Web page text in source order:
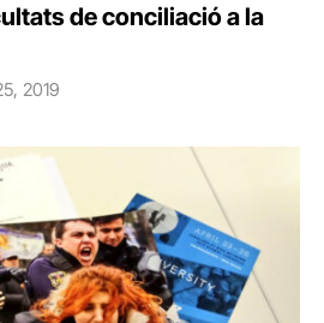
de conciliació a la
2019